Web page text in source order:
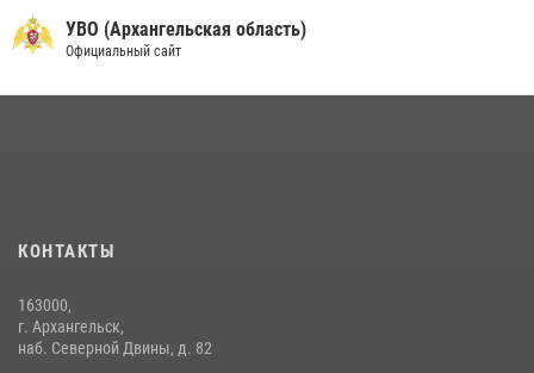
УВО (Архангельская область)
Официальный сайт
КОНТАКТЫ
163000,
г. Архангельск,
наб. Северной Двины, д. 82